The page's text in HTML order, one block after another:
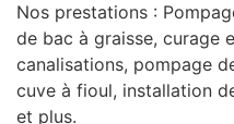
Nos prestations :
de bac à graisse, curage
canalisations, pompage
cuve à fioul, installation
et plus.